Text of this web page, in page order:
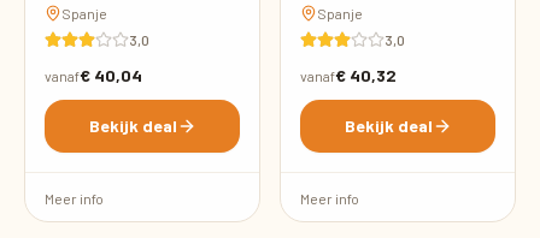
Spanje
3,0
vanaf€ 40,04
Bekijk deal
Meer info
Spanje
3,0
vanaf€ 40,32
Bekijk deal
Meer info